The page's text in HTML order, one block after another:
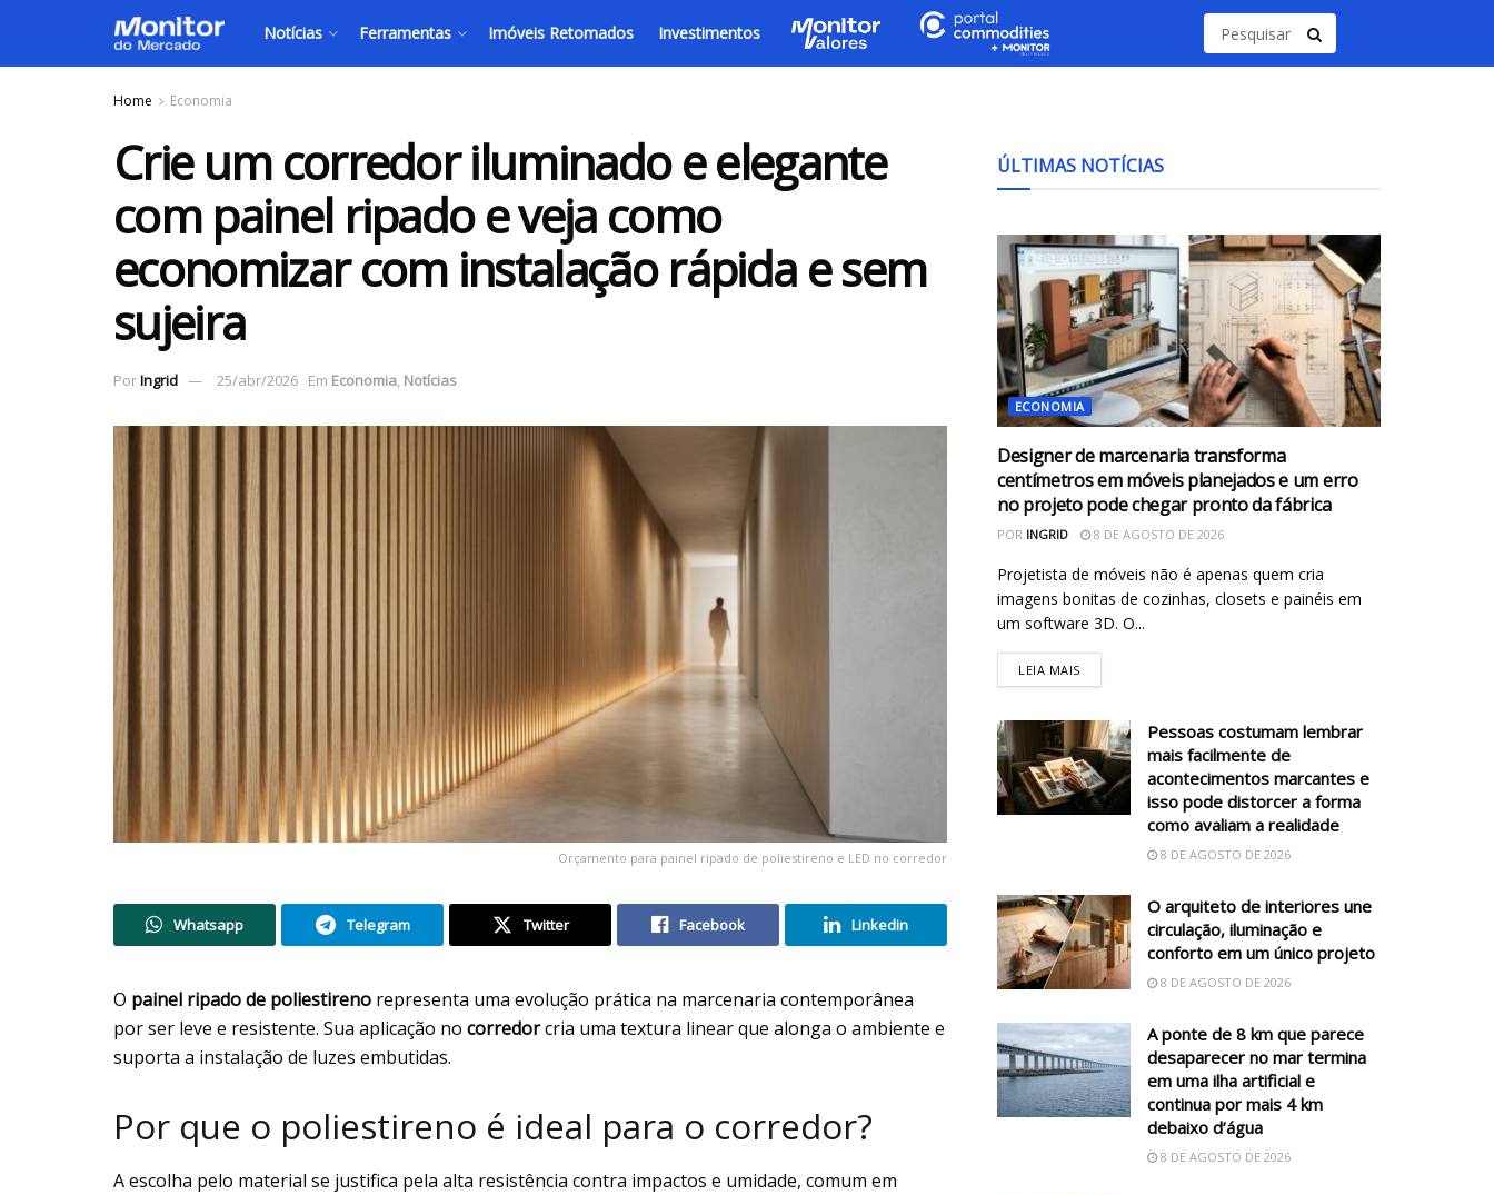
Notícias Ferramentas Imóveis Retomados Investimentos
Home Economia
Crie um corredor iluminado e elegante
com painel ripado e veja como
economizar com instalação rápida e sem
sujeira
PorIngrid 25/abr/2026 Em Economia, Notícias
Orçamento para painel ripado de poliestireno e LED no corredor
Whatsapp Telegram Twitter Facebook Linkedin
O painel ripado de poliestireno representa uma evolução prática na marcenaria contemporânea
por ser leve e resistente. Sua aplicação no corredorcria uma textura linear que alonga o ambiente e
suporta a instalação de luzes embutidas.
Por que o poliestireno é ideal para o corredor?
A escolha pelo material se justifica pela alta resistência contra impactos e umidade, comum em
ÚLTIMAS NOTÍCIAS
ECONOMIA
Designer de marcenaria transforma
centímetros em móveis planejados e um erro
no projeto pode chegar pronto da fábrica
POR INGRID 8 DE AGOSTO DE 2026
Projetista de móveis não é apenas quem cria
imagens bonitas de cozinhas, closets e painéis em
um software 3D. O...
LEIA MAIS
Pessoas costumam lembrar
mais facilmente de
acontecimentos marcantes e
isso pode distorcer a forma
como avaliam a realidade
8 DE AGOSTO DE 2026
O arquiteto de interiores une
circulação, iluminação e
conforto em um único projeto
8 DE AGOSTO DE 2026
A ponte de 8 km que parece
desaparecer no mar termina
em uma ilha artificial e
continua por mais 4 km
debaixo d’água
8 DE AGOSTO DE 2026